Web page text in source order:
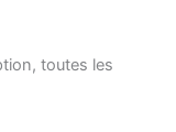
toutes les